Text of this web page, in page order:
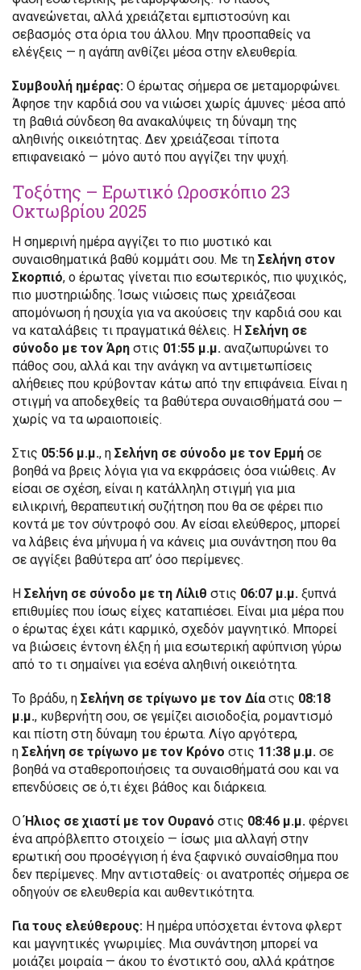
ανανεώνεται, αλλά χρειάζεται εμπιστοσύνη και
σεβασμός στα όρια του άλλου. Μην προσπαθείς να
ελέγξεις — η αγάπη ανθίζει μέσα στην ελευθερία.
Συμβουλή ημέρας: Ο έρωτας σήμερα σε μεταμορφώνει.
Άφησε την καρδιά σου να νιώσει χωρίς άμυνες· μέσα από
τη βαθιά σύνδεση θα ανακαλύψεις τη δύναμη της
αληθινής οικειότητας. Δεν χρειάζεσαι τίποτα
επιφανειακό — μόνο αυτό που αγγίζει την ψυχή.
Τοξότης – Ερωτικό Ωροσκόπιο 23
Οκτωβρίου 2025
Η σημερινή ημέρα αγγίζει το πιο μυστικό και
συναισθηματικά βαθύ κομμάτι σου. Με τη Σελήνη στον
Σκορπιό, ο έρωτας γίνεται πιο εσωτερικός, πιο ψυχικός,
πιο μυστηριώδης. Ίσως νιώσεις πως χρειάζεσαι
απομόνωση ή ησυχία για να ακούσεις την καρδιά σου και
να καταλάβεις τι πραγματικά θέλεις. Η Σελήνη σε
σύνοδο με τον Άρη στις 01:55 μ.μ. αναζωπυρώνει το
πάθος σου, αλλά και την ανάγκη να αντιμετωπίσεις
αλήθειες που κρύβονταν κάτω από την επιφάνεια. Είναι η
στιγμή να αποδεχθείς τα βαθύτερα συναισθήματά σου —
χωρίς να τα ωραιοποιείς.
Στις 05:56 μ.μ., η Σελήνη σε σύνοδο με τον Ερμή σε
βοηθά να βρεις λόγια για να εκφράσεις όσα νιώθεις. Αν
είσαι σε σχέση, είναι η κατάλληλη στιγμή για μια
ειλικρινή, θεραπευτική συζήτηση που θα σε φέρει πιο
κοντά με τον σύντροφό σου. Αν είσαι ελεύθερος, μπορεί
να λάβεις ένα μήνυμα ή να κάνεις μια συνάντηση που θα
σε αγγίξει βαθύτερα απ’ όσο περίμενες.
Η Σελήνη σε σύνοδο με τη Λίλιθ στις 06:07 μ.μ. ξυπνά
επιθυμίες που ίσως είχες καταπιέσει. Είναι μια μέρα που
ο έρωτας έχει κάτι καρμικό, σχεδόν μαγνητικό. Μπορεί
να βιώσεις έντονη έλξη ή μια εσωτερική αφύπνιση γύρω
από το τι σημαίνει για εσένα αληθινή οικειότητα.
Το βράδυ, η Σελήνη σε τρίγωνο με τον Δίαστις 08:18
μ.μ., κυβερνήτη σου, σε γεμίζει αισιοδοξία, ρομαντισμό
και πίστη στη δύναμη του έρωτα. Λίγο αργότερα,
η Σελήνη σε τρίγωνο με τον Κρόνο στις 11:38 μ.μ. σε
βοηθά να σταθεροποιήσεις τα συναισθήματά σου και να
επενδύσεις σε ό,τι έχει βάθος και διάρκεια.
ΟΉλιος σε χιαστί με τον Ουρανό στις 08:46 μ.μ. φέρνει
ένα απρόβλεπτο στοιχείο — ίσως μια αλλαγή στην
ερωτική σου προσέγγιση ή ένα ξαφνικό συναίσθημα που
δεν περίμενες. Μην αντισταθείς· οι ανατροπές σήμερα σε
οδηγούν σε ελευθερία και αυθεντικότητα.
Για τους ελεύθερους: Η ημέρα υπόσχεται έντονα φλερτ
και μαγνητικές γνωριμίες. Μια συνάντηση μπορεί να
μοιάζει μοιραία — άκου το ένστικτό σου, αλλά κράτησε